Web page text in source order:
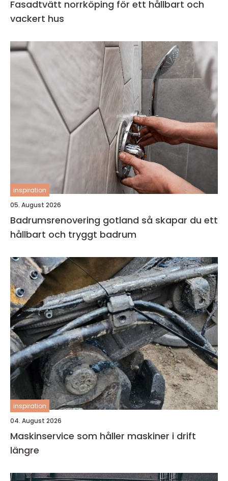
Fasadtvätt norrköping för ett hållbart och
vackert hus
inspiration
05. August 2026
Badrumsrenovering gotland så skapar du ett
hållbart och tryggt badrum
inspiration
04. August 2026
Maskinservice som håller maskiner i drift
längre